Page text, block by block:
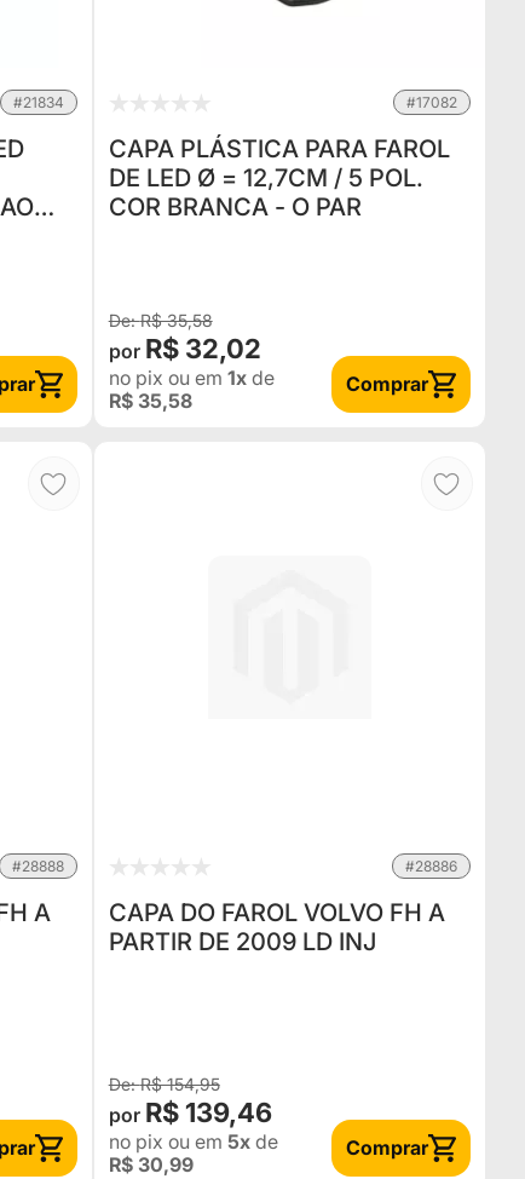
#21834 #17082
CAPA PLÁSTICA PARA FAROL
DE LED Ø = 12,7CM / 5 POL.
COR BRANCA - O PAR
R$ 35,58
R$ 32,02
no pix ou em 1xde
R$ 35,58
Comprar
#28888
A
#28886
CAPA DO FAROL VOLVO FH A
PARTIR DE 2009 LD INJ
R$ 154,95
R$ 139,46
no pix ou em 5xde
R$ 30,99
Comprar